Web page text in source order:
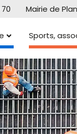
Mairie de
Sports,